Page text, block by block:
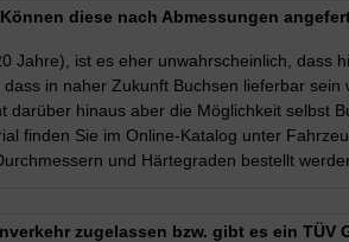
diese nach Abmessungen
Jahre), ist es eher unwahrscheinlich, dass
in naher Zukunft Buchsen lieferbar
darüber hinaus aber die Möglichkeit
finden Sie im Online-Katalog unter
und Härtegraden bestellt
zugelassen bzw. gibt es ein TÜV